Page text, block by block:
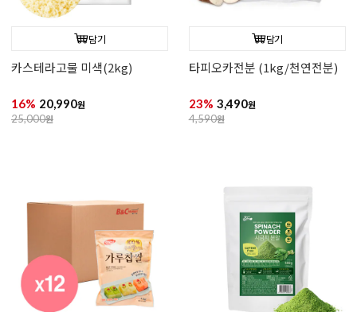
담기
카스테라고물 미색(2kg)
16% 20,990원
25,000원
담기
타피오카전분 (1kg/천연전분)
23% 3,490원
4,590원